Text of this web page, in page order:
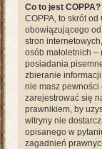
Co to jest COPPA?
COPPA, to skrót
obowiązującego od
stron
osób małoletnich
posiadania
zbieranie
nie masz pewności
zarejestrować się
prawnikiem, by
witryny nie
opisanego w
zagadnień